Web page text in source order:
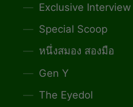
Exclusive Interview
Special Scoop
หนึ่งสมอง สองมือ
Gen Y
The Eyedol